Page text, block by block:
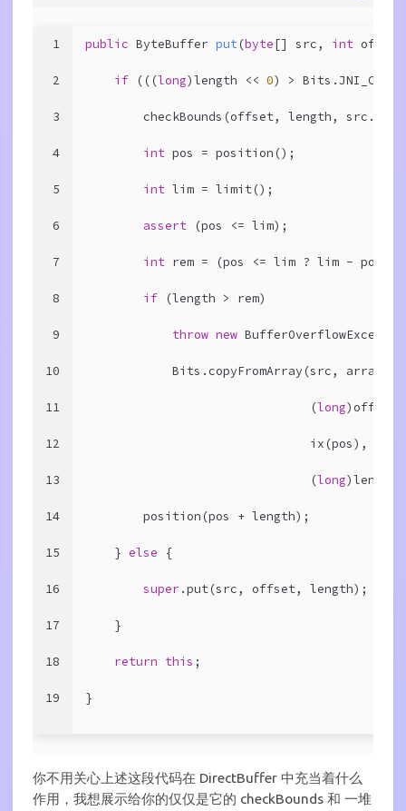
1
2
3
4
5
6
7
8
9
10
11
12
13
14
15
16
17
18
19
public ByteBuffer put(byte[] src, int
if (((long)length << 0) >
checkBounds(offset, length,
int pos = position();
int lim = limit();
assert (pos <= lim);
int rem = (pos <= lim ? lim - pos :
if (length > rem)
throw new
Bits.copyFromArray(src,
                               (
long)offset
                               ix(pos),
                               (
long)length
        position(pos + length);
    }
else {
super .put(src, offset, length);
    }
return this ;
}
你不用关心上述这段代码在 DirectBuffer 中充当着什么
作用，我想展示给你的仅仅是它的 checkBounds 和 一堆